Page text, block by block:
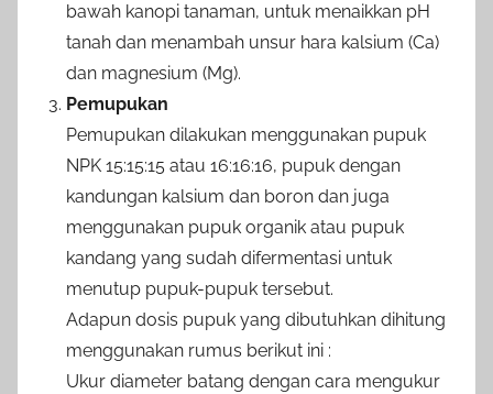
bawah kanopi tanaman, untuk menaikkan pH
tanah dan menambah unsur hara kalsium (Ca)
dan magnesium (Mg).
Pemupukan
Pemupukan dilakukan menggunakan pupuk
NPK 15:15:15 atau 16:16:16, pupuk dengan
kandungan kalsium dan boron dan juga
menggunakan pupuk organik atau pupuk
kandang yang sudah difermentasi untuk
menutup pupuk-pupuk tersebut.
Adapun dosis pupuk yang dibutuhkan dihitung
menggunakan rumus berikut ini :
Ukur diameter batang dengan cara mengukur